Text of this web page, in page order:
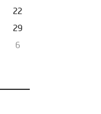
22
29
6